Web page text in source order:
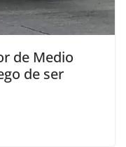
de Medio
de ser